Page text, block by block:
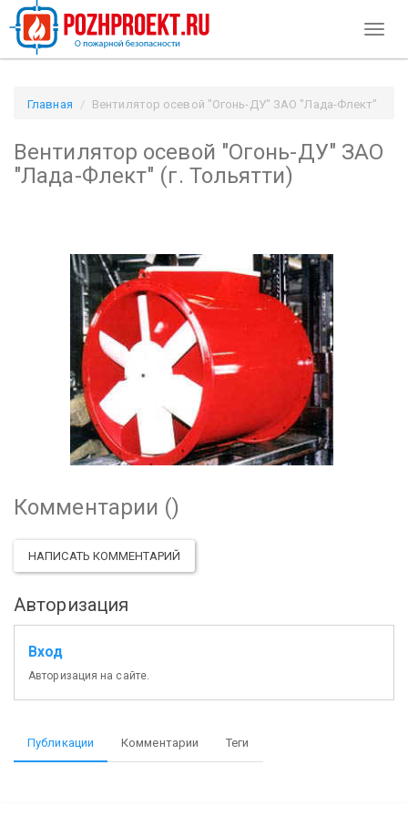
Главная
Вентилятор осевой "Огонь-ДУ" ЗАО "Лада-Флект"
Вентилятор осевой "Огонь-ДУ" ЗАО
"Лада-Флект" (г. Тольятти)
Комментарии ()
НАПИСАТЬ КОММЕНТАРИЙ
Авторизация
Вход
Авторизация на сайте.
Публикации Комментарии Теги